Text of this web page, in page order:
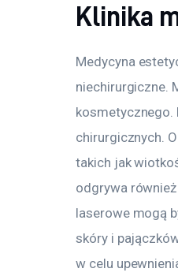
Klinika
Medycyna
niechirurgiczne.
kosmetycznego.
chirurgicznych.
takich jak
odgrywa
laserowe mogą
skóry i
w celu